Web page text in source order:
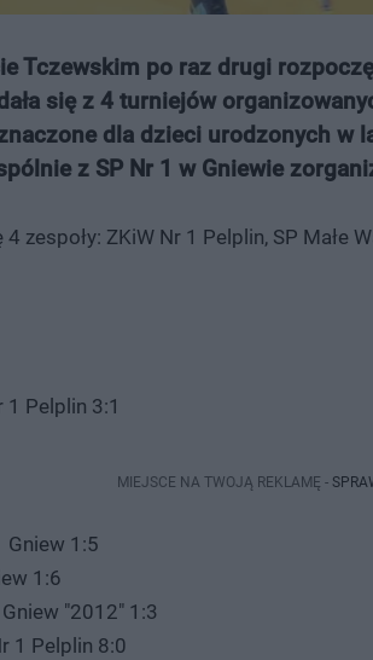
Tczewskim po raz drugi
się z 4 turniejów
dla dzieci urodzonych w
z SP Nr 1 w Gniewie
zespoły: ZKiW Nr 1 Pelplin, SP Małe
1 Pelplin 3:1
MIEJSCE NA TWOJĄ REKLAMĘ -
Gniew 1:5
1:6
"2012" 1:3
1 Pelplin 8:0